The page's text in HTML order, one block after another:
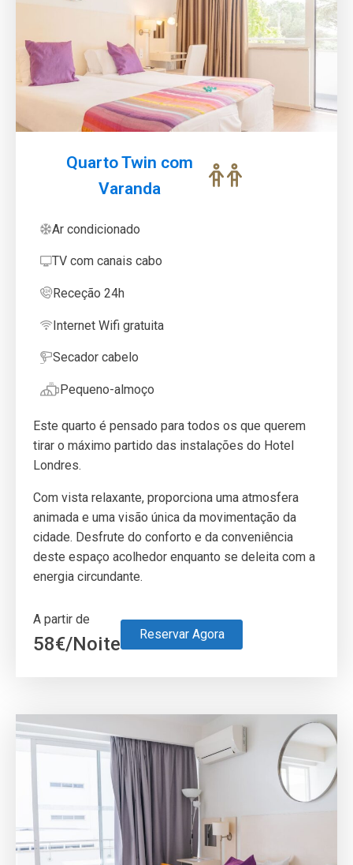
Quarto Twin com
Varanda
Ar condicionado
TV com canais cabo
Receção 24h
Internet Wifi gratuita
Secador cabelo
Pequeno-almoço
Este quarto é pensado para todos os que querem
tirar o máximo partido das instalações do Hotel
Londres.
Com vista relaxante, proporciona uma atmosfera
animada e uma visão única da movimentação da
cidade. Desfrute do conforto e da conveniência
deste espaço acolhedor enquanto se deleita com a
energia circundante.
A partir de
58€/Noite Reservar Agora